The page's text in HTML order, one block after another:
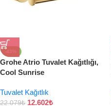
-43%
Grohe Atrio Tuvalet Kağıtlığı,
Cool Sunrise
Tuvalet Kağıtlık
22.079₺ 12.602₺